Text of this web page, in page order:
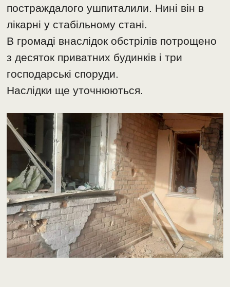
постраждалого ушпиталили. Нині він в
лікарні у стабільному стані.
В громаді внаслідок обстрілів потрощено
з десяток приватних будинків і три
господарські споруди.
Наслідки ще уточнюються.